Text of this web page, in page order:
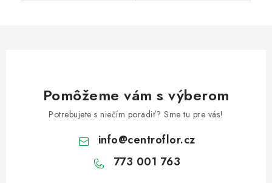
Pomôžeme vám s výberom
Potrebujete s niečím poradiť? Sme tu pre vás!
info@centroflor.cz
773 001 763